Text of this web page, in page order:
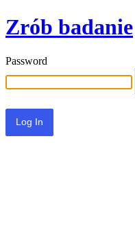
Zrób badanie
Password